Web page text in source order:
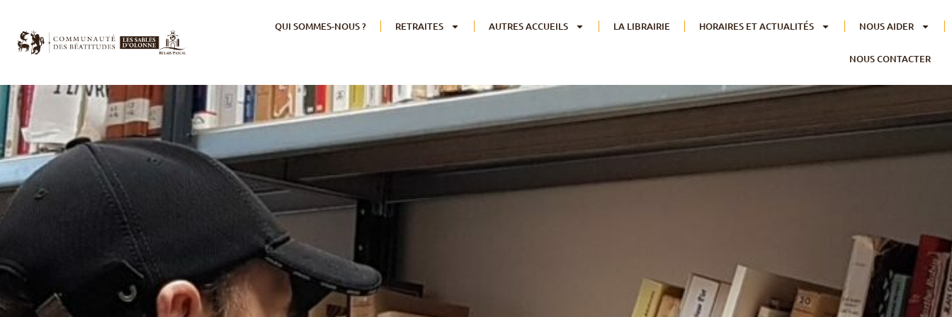
QUI SOMMES-NOUS ? RETRAITES AUTRES ACCUEILS LA LIBRAIRIE HORAIRES ET ACTUALITÉS NOUS AIDER
NOUS CONTACTER